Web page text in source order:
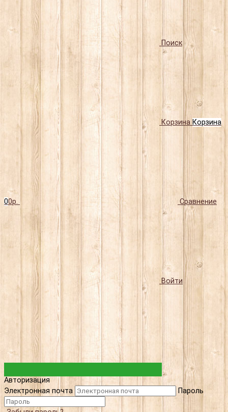
Поиск
Корзина Корзина
00р. Сравнение
Войти
Авторизация
Электронная почта
Пароль